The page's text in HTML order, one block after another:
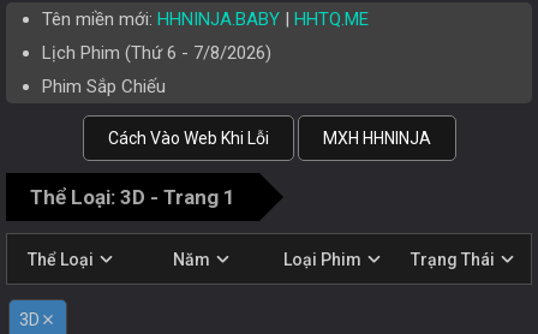
Tên miền mới: HHNINJA.BABY | HHTQ.ME
Lịch Phim (Thứ 6 - 7/8/2026)
Phim Sắp Chiếu
Cách Vào Web Khi Lỗi MXH HHNINJA
Thể Loại: 3D - Trang 1
Thể Loại expand_more Năm expand_more Loại Phim expand_more Trạng Thái expand_more
3D close